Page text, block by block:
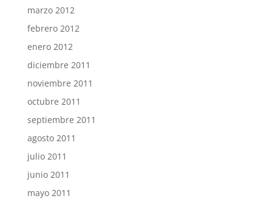
marzo 2012
febrero 2012
enero 2012
diciembre 2011
noviembre 2011
octubre 2011
septiembre 2011
agosto 2011
julio 2011
junio 2011
mayo 2011